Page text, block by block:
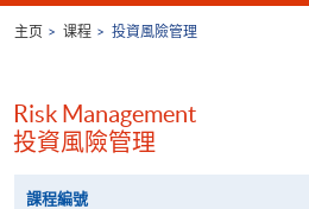
主页 课程 投資風險管理
Risk Management
投資風險管理
課程編號